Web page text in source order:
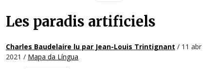
Les paradis artificiels
Charles Baudelaire lu par Jean-Louis Trintignant / 11 abr
2021 / Mapa da Língua